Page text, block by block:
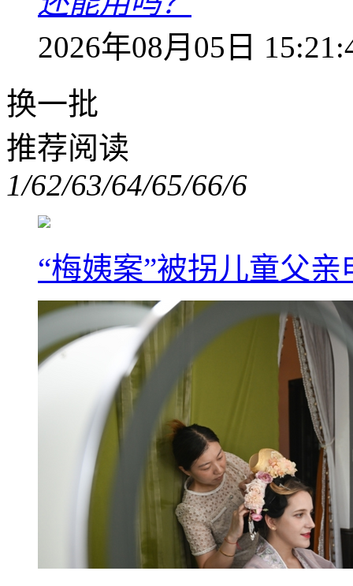
2026年08月05日
换一批
推荐阅读
1/62/63/64/65/66/6
“梅姨案”被拐儿童父